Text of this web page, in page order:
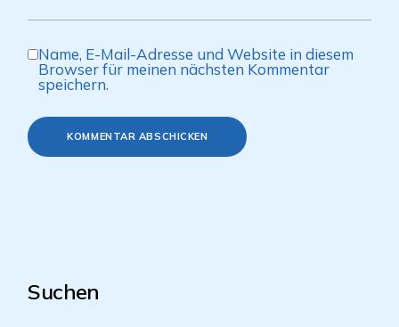
Name, E-Mail-Adresse und Website in diesem
Browser für meinen nächsten Kommentar
speichern.
KOMMENTAR ABSCHICKEN
Suchen